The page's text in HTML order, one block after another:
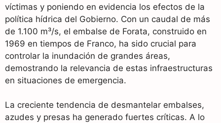
víctimas y poniendo en evidencia los efectos de la
política hídrica del Gobierno. Con un caudal de más
de 1.100 m³/s, el embalse de Forata, construido en
1969 en tiempos de Franco, ha sido crucial para
controlar la inundación de grandes áreas,
demostrando la relevancia de estas infraestructuras
en situaciones de emergencia.
La creciente tendencia de desmantelar embalses,
azudes y presas ha generado fuertes críticas. A lo